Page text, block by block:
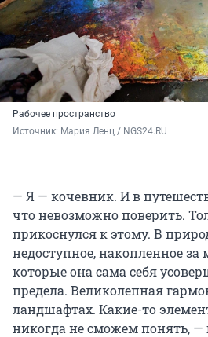
Рабочее пространство
Источник: Мария Ленц / NGS24.RU
— Я — кочевник. И в
что невозможно поверить.
прикоснулся к этому. В
недоступное, накопленное
которые она сама себя
предела. Великолепная
ландшафтах. Какие-то
никогда не сможем понять,